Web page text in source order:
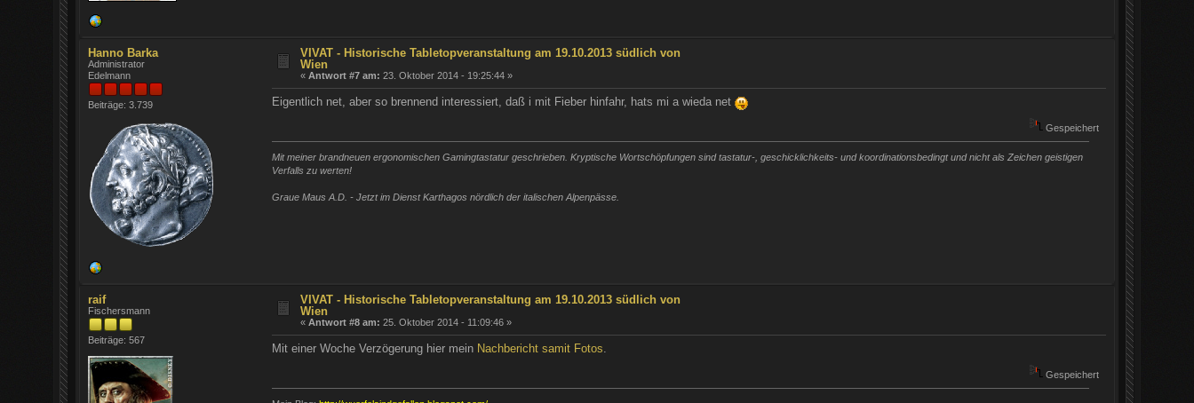
Hanno Barka
Administrator
Edelmann
Beiträge: 3.739
VIVAT - Historische Tabletopveranstaltung am 19.10.2013 südlich von
Wien
«Antwort #7 am: 23. Oktober 2014 - 19:25:44 »
Eigentlich net, aber so brennend interessiert, daß i mit Fieber hinfahr, hats mi a wieda net
Gespeichert
Mit meiner brandneuen ergonomischen Gamingtastatur geschrieben. Kryptische Wortschöpfungen sind tastatur-, geschicklichkeits- und koordinationsbedingt und nicht als Zeichen geistigen
Verfalls zu werten!
Graue Maus A.D. - Jetzt im Dienst Karthagos nördlich der italischen Alpenpässe.
raif
Fischersmann
Beiträge: 567
VIVAT - Historische Tabletopveranstaltung am 19.10.2013 südlich von
Wien
«Antwort #8 am: 25. Oktober 2014 - 11:09:46 »
Mit einer Woche Verzögerung hier mein Nachbericht samit Fotos.
Gespeichert